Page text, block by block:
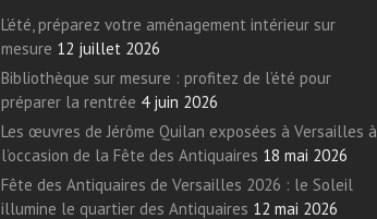
L’été, préparez votre aménagement intérieur sur
mesure 12 juillet 2026
Bibliothèque sur mesure : profitez de l’été pour
préparer la rentrée 4 juin 2026
Les œuvres de Jérôme Quilan exposées à Versailles à
l’occasion de la Fête des Antiquaires 18 mai 2026
Fête des Antiquaires de Versailles 2026 : le Soleil
illumine le quartier des Antiquaires 12 mai 2026